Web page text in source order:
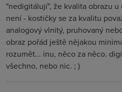
"nedigitálují", že kvalita obrazu
není - kostičky se za kvalitu
analogový vlnitý, pruhovaný
obraz pořád ještě nějakou
rozumět... inu, něco za něco.
všechno, nebo nic. ; )